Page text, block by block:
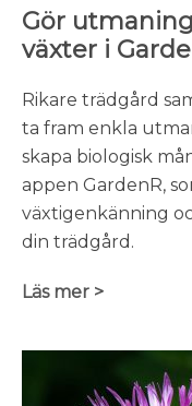
Gör
växter i
Rikare trädgård
ta fram enkla
skapa biologisk
appen GardenR,
växtigenkänning
din trädgård.
Läs mer >